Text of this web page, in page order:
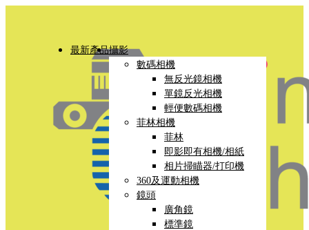
最新產品攝影
數碼相機
無反光鏡相機
單鏡反光相機
輕便數碼相機
菲林相機
菲林
即影即有相機/相紙
相片掃瞄器/打印機
360及運動相機
鏡頭
廣角鏡
標準鏡